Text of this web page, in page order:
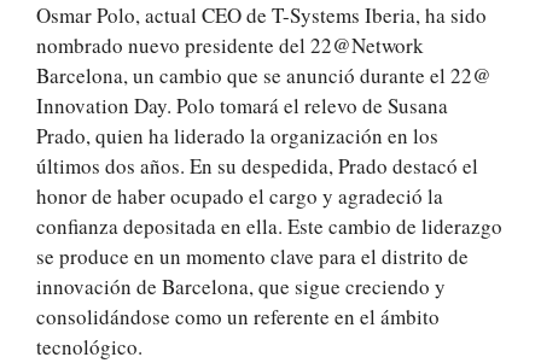
Osmar Polo, actual CEO de T-Systems Iberia, ha sido
nombrado nuevo presidente del 22@Network
Barcelona, un cambio que se anunció durante el 22@
Innovation Day. Polo tomará el relevo de Susana
Prado, quien ha liderado la organización en los
últimos dos años. En su despedida, Prado destacó el
honor de haber ocupado el cargo y agradeció la
confianza depositada en ella. Este cambio de liderazgo
se produce en un momento clave para el distrito de
innovación de Barcelona, que sigue creciendo y
consolidándose como un referente en el ámbito
tecnológico.